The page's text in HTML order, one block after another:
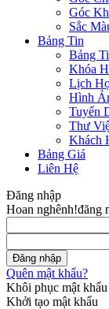
Góc
Sắc
Bảng Tin
Bảng
Khóa
Lịch
Hình
Tuyển
Thư
Khách
Bảng Giá
Liên Hệ
Đăng nhập
Hoan nghênh!đăng
Quên mật khẩu?
Khôi phục mật khẩu
Khởi tạo mật khẩu